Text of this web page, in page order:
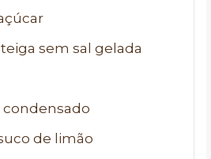
sem sal gelada
condensado
de limão